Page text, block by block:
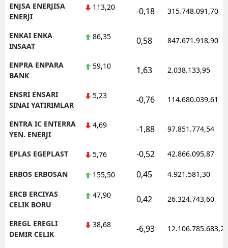
ENJSA ENERJISA
ENERJI
113,20 -0,18 315.748.091,70
ENKAI ENKA
INSAAT
86,35 0,58 847.671.918,90
ENPRA ENPARA
BANK
59,10 1,63 2.038.133,95
ENSRI ENSARI
SINAI YATIRIMLAR
5,23 -0,76 114.680.039,61
ENTRA IC ENTERRA
YEN. ENERJI
4,69 -1,88 97.851.774,54
EPLAS EGEPLAST 5,76 -0,52 42.866.095,87
ERBOS ERBOSAN 155,50 0,45 4.921.581,30
ERCB ERCIYAS
CELIK BORU
47,90 0,42 26.324.743,60
EREGL EREGLI
DEMIR CELIK
38,68 -6,93 12.106.785.683,20